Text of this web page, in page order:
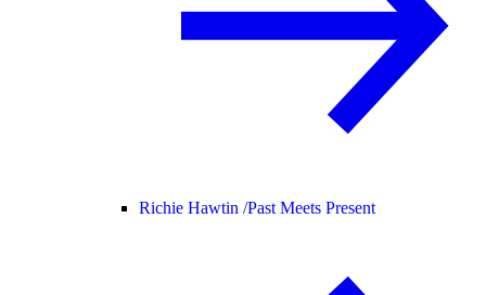
Richie Hawtin /Past Meets Present